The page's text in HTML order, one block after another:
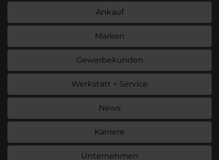
Ankauf
Marken
Gewerbekunden
Werkstatt + Service
News
Karriere
Unternehmen